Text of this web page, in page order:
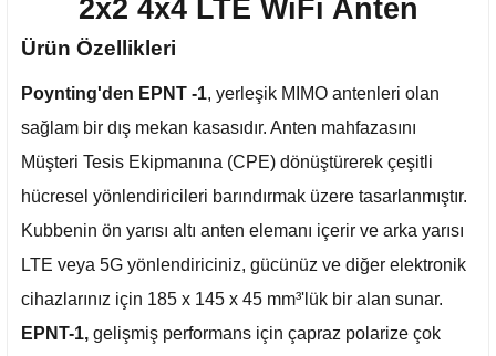
2x2 4x4 LTE WiFi Anten
Ürün Özellikleri
Poynting'den EPNT -1, yerleşik MIMO antenleri olan
sağlam bir dış mekan kasasıdır. Anten mahfazasını
Müşteri Tesis Ekipmanına (CPE) dönüştürerek çeşitli
hücresel yönlendiricileri barındırmak üzere tasarlanmıştır.
Kubbenin ön yarısı altı anten elemanı içerir ve arka yarısı
LTE veya 5G yönlendiriciniz, gücünüz ve diğer elektronik
cihazlarınız için 185 x 145 x 45 mm³'lük bir alan sunar.
EPNT-1, gelişmiş performans için çapraz polarize çok